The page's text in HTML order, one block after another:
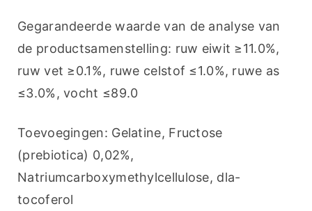
Gegarandeerde waarde van de analyse van
de productsamenstelling: ruw eiwit ≥11.0%,
ruw vet ≥0.1%, ruwe celstof ≤1.0%, ruwe as
≤3.0%, vocht ≤89.0
Toevoegingen: Gelatine, Fructose
(prebiotica) 0,02%,
Natriumcarboxymethylcellulose, dla-
tocoferol